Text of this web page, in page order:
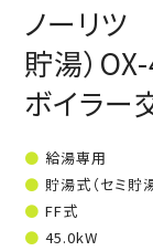
ノーリツ
貯湯）
ボイラー
給湯専用
貯湯式（セミ貯
FF式
45.0kW